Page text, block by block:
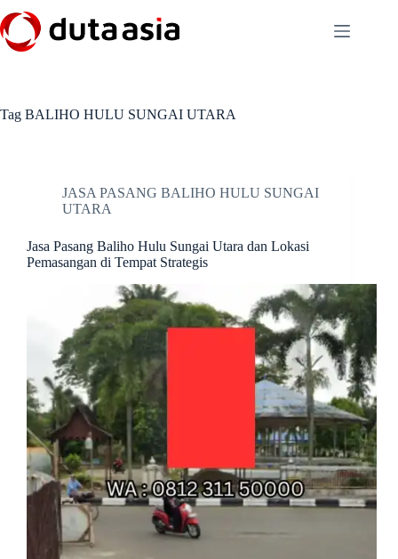
to
content
Tag BALIHO HULU SUNGAI UTARA
JASA PASANG BALIHO HULU SUNGAI
UTARA
Jasa Pasang Baliho Hulu Sungai Utara dan Lokasi
Pemasangan di Tempat Strategis